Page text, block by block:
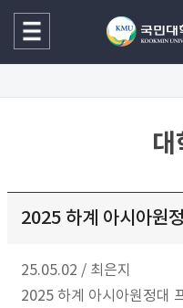
대
2025 하계 아시아원
25.05.02 / 최은지
2025 하계 아시아원정대